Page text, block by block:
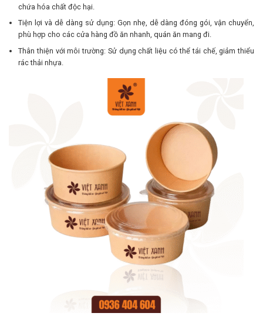
chứa hóa chất độc hại.
Tiện lợi và dễ dàng sử dụng: Gọn nhẹ, dễ dàng đóng gói, vận chuyển,
phù hợp cho các cửa hàng đồ ăn nhanh, quán ăn mang đi.
Thân thiện với môi trường: Sử dụng chất liệu có thể tái chế, giảm thiểu
rác thải nhựa.